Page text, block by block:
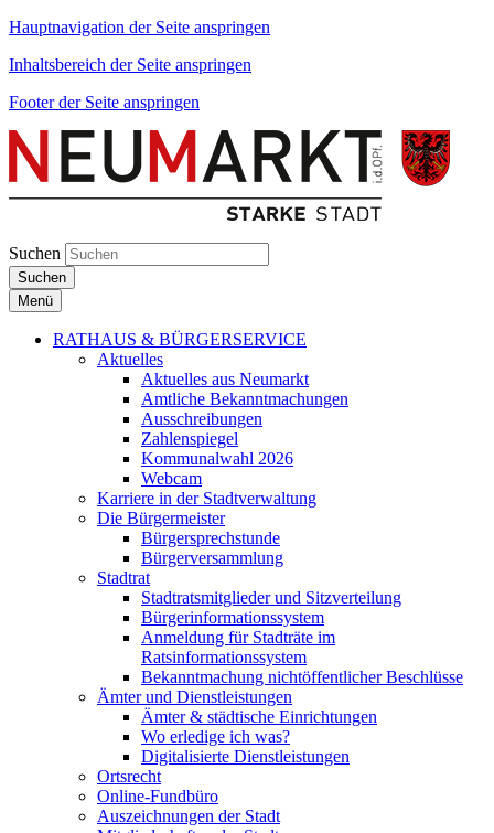
Hauptnavigation der Seite anspringen
Inhaltsbereich der Seite anspringen
Footer der Seite anspringen
Suchen
Suchen
Menü
RATHAUS & BÜRGERSERVICE
Aktuelles
Aktuelles aus Neumarkt
Amtliche Bekanntmachungen
Ausschreibungen
Zahlenspiegel
Kommunalwahl 2026
Webcam
Karriere in der Stadtverwaltung
Die Bürgermeister
Bürgersprechstunde
Bürgerversammlung
Stadtrat
Stadtratsmitglieder und Sitzverteilung
Bürgerinformationssystem
Anmeldung für Stadträte im
Ratsinformationssystem
Bekanntmachung nichtöffentlicher Beschlüsse
Ämter und Dienstleistungen
Ämter & städtische Einrichtungen
Wo erledige ich was?
Digitalisierte Dienstleistungen
Ortsrecht
Online-Fundbüro
Auszeichnungen der Stadt